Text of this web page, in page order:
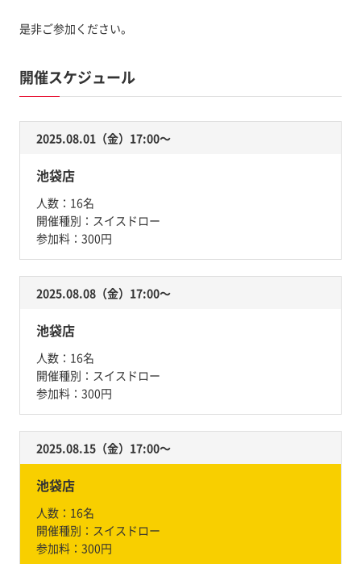
是非ご参加ください。
開催スケジュール
2025.08.01（金）17:00〜
池袋店
人数： 16名
開催種別： スイスドロー
参加料： 300円
2025.08.08（金）17:00〜
池袋店
人数： 16名
開催種別： スイスドロー
参加料： 300円
2025.08.15（金）17:00〜
池袋店
人数： 16名
開催種別： スイスドロー
参加料： 300円